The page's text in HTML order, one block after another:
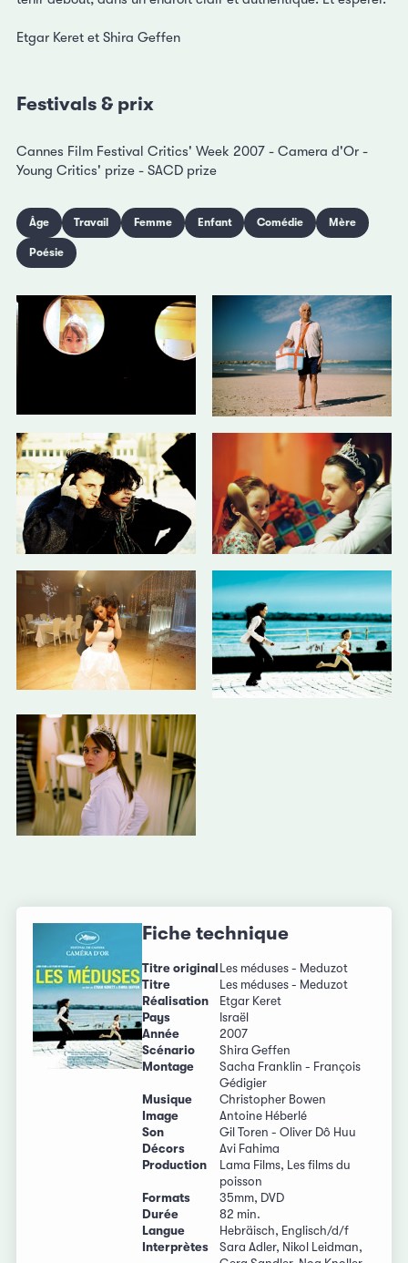
Etgar Keret et Shira Geffen
Festivals & prix
Cannes Film Festival Critics' Week 2007 - Camera d'Or -
Young Critics' prize - SACD prize
Âge Travail Femme Enfant Comédie Mère
Poésie
Fiche technique
Titre original Les méduses - Meduzot
Titre
Les méduses - Meduzot
Réalisation
Etgar Keret
Pays
Israël
Année
2007
Scénario
Shira Geffen
Montage
Sacha Franklin - François
Gédigier
Musique
Christopher Bowen
Image
Antoine Héberlé
Son
Gil Toren - Oliver Dô Huu
Décors
Avi Fahima
Production
Lama Films, Les films du
poisson
Formats
35mm, DVD
Durée
82 min.
Langue
Hebräisch, Englisch/d/f
Interprètes
Sara Adler, Nikol Leidman,